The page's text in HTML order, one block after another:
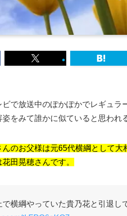
で放送中のぽかぽかでレギュ
をみて誰かに似ていると思われ
のお父様は元65代横綱として
田晃穂さんです。
で横綱やっていた貴乃花と引退し